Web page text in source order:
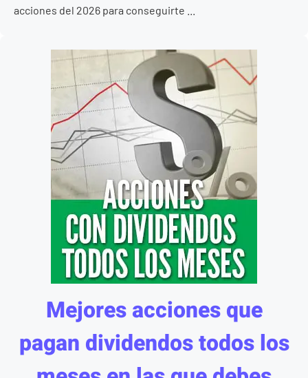
acciones del 2026 para conseguirte ...
Mejores acciones que
pagan dividendos todos los